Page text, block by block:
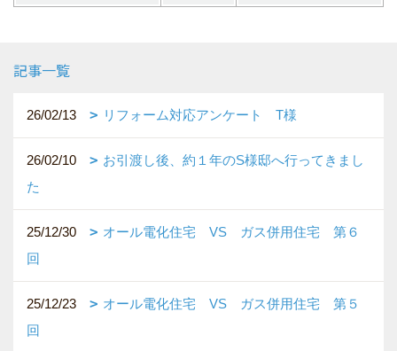
記事一覧
26/02/13 リフォーム対応アンケート T様
26/02/10
お引渡し後、約１年のS様邸へ行ってきまし
た
25/12/30
オール電化住宅 VS ガス併用住宅 第６
回
25/12/23
オール電化住宅 VS ガス併用住宅 第５
回